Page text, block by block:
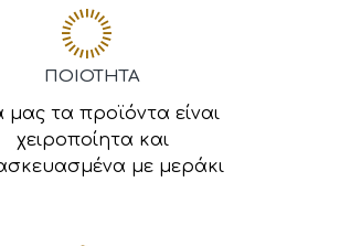
ΠΟΙΟΤΗΤΑ
μας τα προϊόντα είναι
χειροποίητα και
με μεράκι